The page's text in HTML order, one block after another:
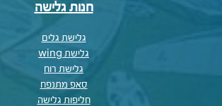
חנות גלישה
גלישת גלים
גלישת wing
גלישת רוח
סאפ מתנפח
חליפות גלישה